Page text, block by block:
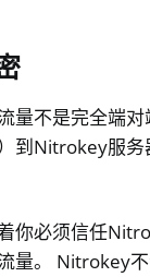
量不是完全端
到Nitrokey服
你必须信任
量。 Nitrokey